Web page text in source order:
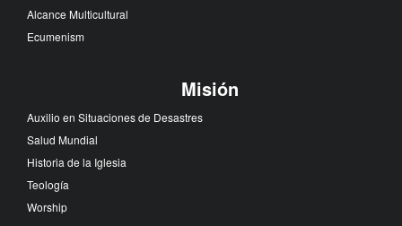
Alcance Multicultural
Ecumenism
Misión
Auxilio en Situaciones de Desastres
Salud Mundial
Historia de la Iglesia
Teología
Worship